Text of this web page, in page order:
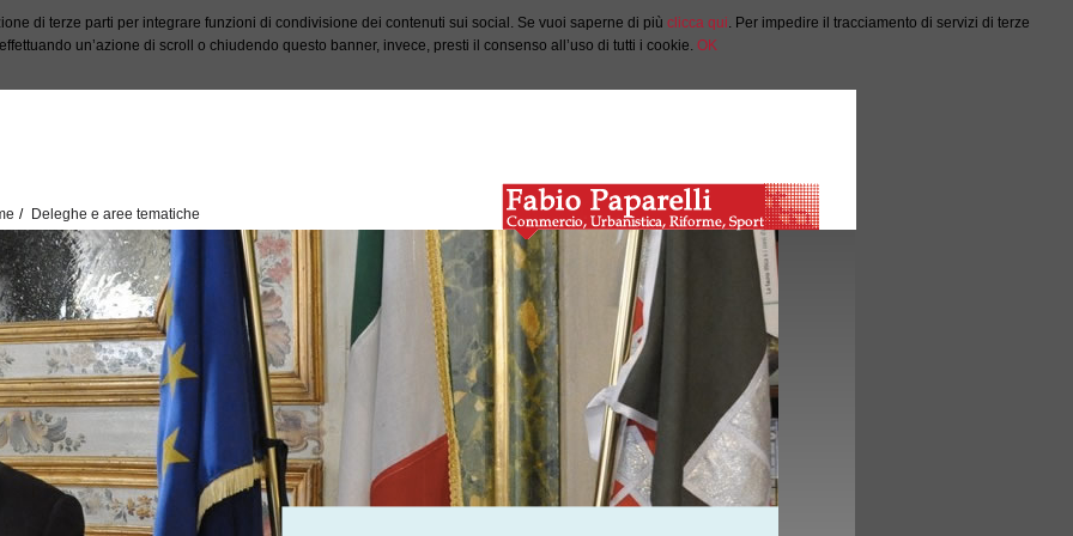
di terze parti per integrare funzioni di condivisione dei contenuti sui social. Se vuoi saperne di più clicca qui. Per impedire il tracciamento di servizi di terze
un’azione di scroll o chiudendo questo banner, invece, presti il consenso all’uso di tutti i cookie. OK
Deleghe e aree tematiche